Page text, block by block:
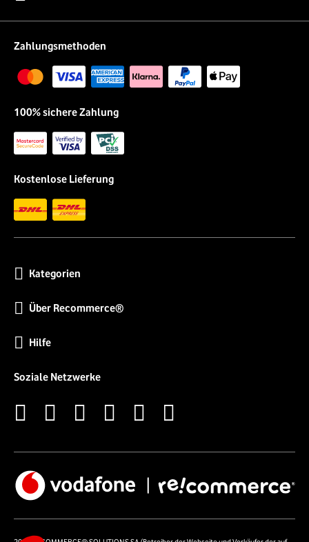
Zahlungsmethoden
100% sichere Zahlung
Kostenlose Lieferung
Kategorien
Über Recommerce®
Hilfe
Soziale Netzwerke